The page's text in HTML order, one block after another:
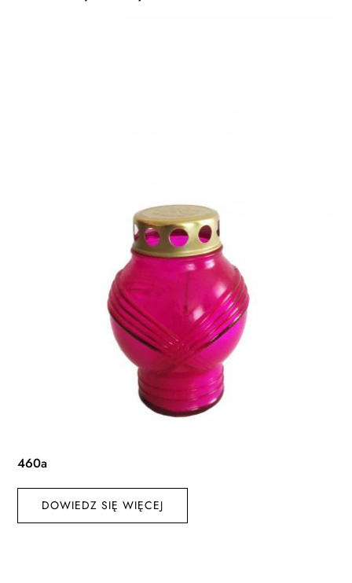
460a
DOWIEDZ SIĘ WIĘCEJ